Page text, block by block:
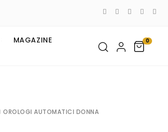
MAGAZINE
0
OROLOGI AUTOMATICI DONNA